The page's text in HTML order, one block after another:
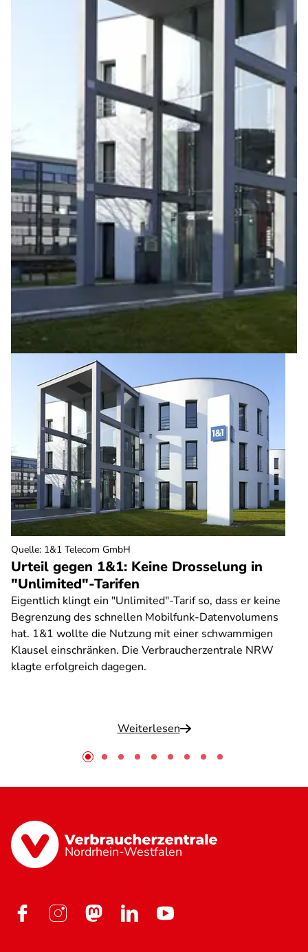
Urteil gegen 1&1: Keine Drosselung in
"Unlimited"-Tarifen
Eigentlich klingt ein "Unlimited"-Tarif so, dass er keine
Begrenzung des schnellen Mobilfunk-Datenvolumens
hat. 1&1 wollte die Nutzung mit einer schwammigen
Klausel einschränken. Die Verbraucherzentrale NRW
klagte erfolgreich dagegen.
Weiterlesen
Quelle: 1&1 Telecom GmbH
Nordrhein-Westfalen